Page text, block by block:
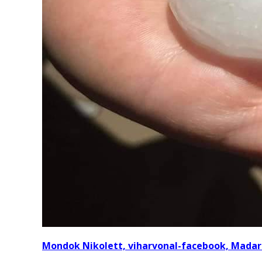
Mondok Nikolett, viharvonal-facebook,